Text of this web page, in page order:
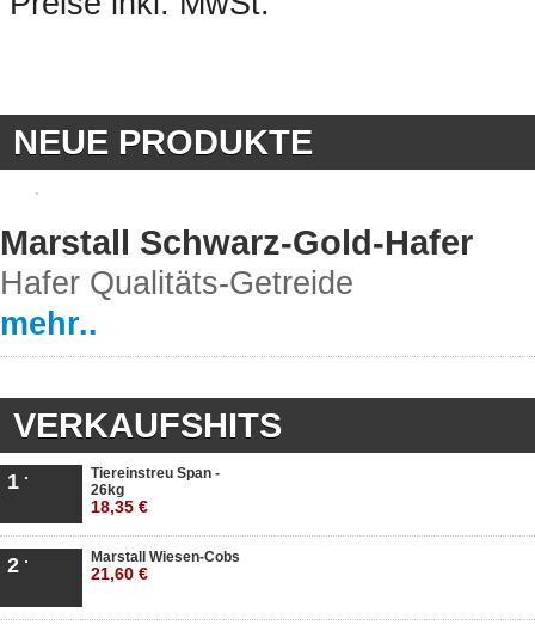
NEUE PRODUKTE
Marstall Schwarz-Gold-Hafer
Hafer Qualitäts-Getreide
mehr..
VERKAUFSHITS
1
Tiereinstreu Span -
26kg
18,35 €
2 Marstall Wiesen-Cobs
21,60 €